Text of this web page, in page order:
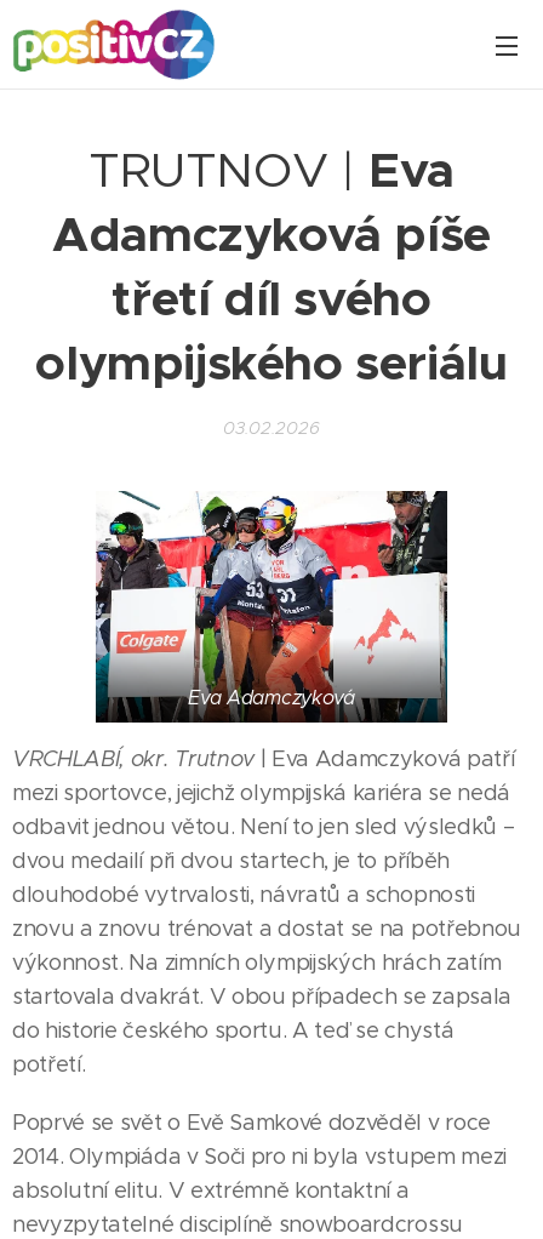
TRUTNOV | Eva
Adamczyková píše
třetí díl svého
olympijského seriálu
03.02.2026
Eva Adamczyková
VRCHLABÍ, okr. Trutnov
| Eva Adamczyková patří
mezi sportovce, jejichž olympijská kariéra se nedá
odbavit jednou větou. Není to jen sled výsledků –
dvou medailí při dvou startech, je to příběh
dlouhodobé vytrvalosti, návratů a schopnosti
znovu a znovu trénovat a dostat se na potřebnou
výkonnost. Na zimních olympijských hrách zatím
startovala dvakrát. V obou případech se zapsala
do historie českého sportu. A teď se chystá
potřetí.
Poprvé se svět o Evě Samkové dozvěděl v roce
2014. Olympiáda v Soči pro ni byla vstupem mezi
absolutní elitu. V extrémně kontaktní a
nevyzpytatelné disciplíně snowboardcrossu